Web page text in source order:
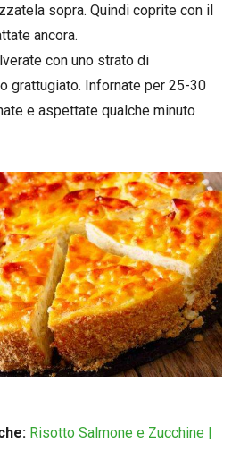
sopra. Quindi coprite con il
ancora.
con uno strato di
grattugiato. Infornate per 25-30
e aspettate qualche minuto
Risotto Salmone e Zucchine |